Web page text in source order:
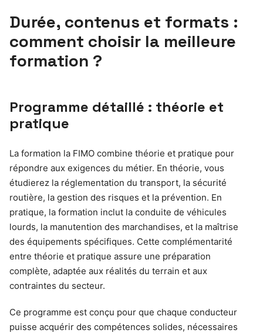
Durée, contenus et formats :
comment choisir la meilleure
formation ?
Programme détaillé : théorie et
pratique
La formation la FIMO combine théorie et pratique pour
répondre aux exigences du métier. En théorie, vous
étudierez la réglementation du transport, la sécurité
routière, la gestion des risques et la prévention. En
pratique, la formation inclut la conduite de véhicules
lourds, la manutention des marchandises, et la maîtrise
des équipements spécifiques. Cette complémentarité
entre théorie et pratique assure une préparation
complète, adaptée aux réalités du terrain et aux
contraintes du secteur.
Ce programme est conçu pour que chaque conducteur
puisse acquérir des compétences solides, nécessaires